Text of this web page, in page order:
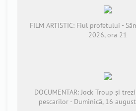
FILM ARTISTIC: Fiul profetului -
2026, ora 21
DOCUMENTAR: Jock Troup și
pescarilor - Duminică, 16